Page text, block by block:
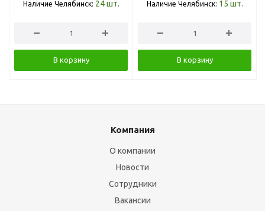
Наличие Челябинск: 24 шт.
В корзину
Наличие Челябинск: 15 шт.
В корзину
Компания
О компании
Новости
Сотрудники
Вакансии